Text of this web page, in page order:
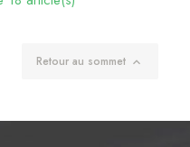
Retour au sommet 